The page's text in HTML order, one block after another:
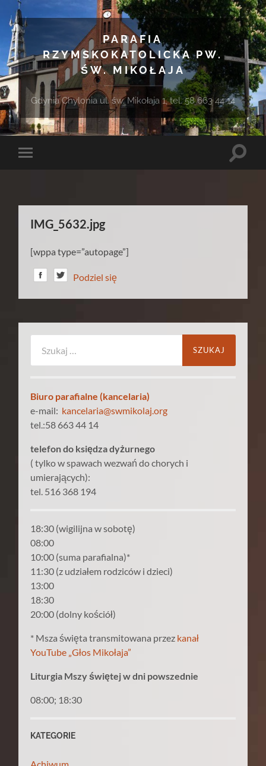
PARAFIA
RZYMSKOKATOLICKA PW.
ŚW. MIKOŁAJA
Gdynia Chylonia ul. św. Mikołaja 1, tel. 58 663 44 14
Toggle
Toggle
IMG_5632.jpg
[wppa type=”autopage”]
Podziel się
Biuro parafialne (kancelaria)
e-mail: kancelaria@swmikolaj.org
tel.:58 663 44 14
telefon do księdza dyżurnego
( tylko w spawach wezwań do chorych i
umierających):
tel. 516 368 194
18:30 (wigilijna w sobotę)
08:00
10:00 (suma parafialna)*
11:30 (z udziałem rodziców i dzieci)
13:00
18:30
20:00 (dolny kościół)
* Msza święta transmitowana przez kanał
YouTube „Głos Mikołaja”
Liturgia Mszy świętej w dni powszednie
08:00; 18:30
KATEGORIE
Achiwum